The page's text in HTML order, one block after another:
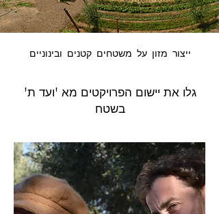
ייצור מזון על משטחים קטנים ובינוניים
גלו את יישום הפרויקטים מא 'ועד ת'
בשטח